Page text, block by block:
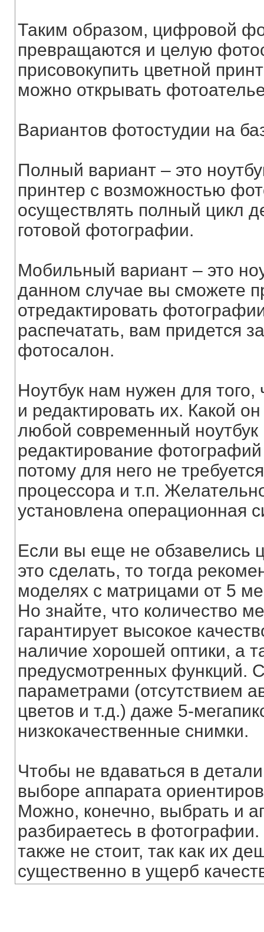
Таким образом, цифровой
превращаются и целую
присовокупить цветной
можно открывать
Вариантов фотостудии на
Полный вариант – это
принтер с возможностью
осуществлять полный цикл
готовой фотографии.
Мобильный вариант – это
данном случае вы сможете
отредактировать
распечатать, вам придется
фотосалон.
Ноутбук нам нужен для
и редактировать их. Какой
любой современный
редактирование
потому для него не
процессора и т.п.
установлена операционная
Если вы еще не обзавелись
это сделать, то тогда
моделях с матрицами от 5
Но знайте, что количество
гарантирует высокое
наличие хорошей оптики, а
предусмотренных функций.
параметрами (отсутствием
цветов и т.д.) даже 5-
низкокачественные снимки.
Чтобы не вдаваться в
выборе аппарата
Можно, конечно, выбрать и
разбираетесь в
также не стоит, так как их
существенно в ущерб